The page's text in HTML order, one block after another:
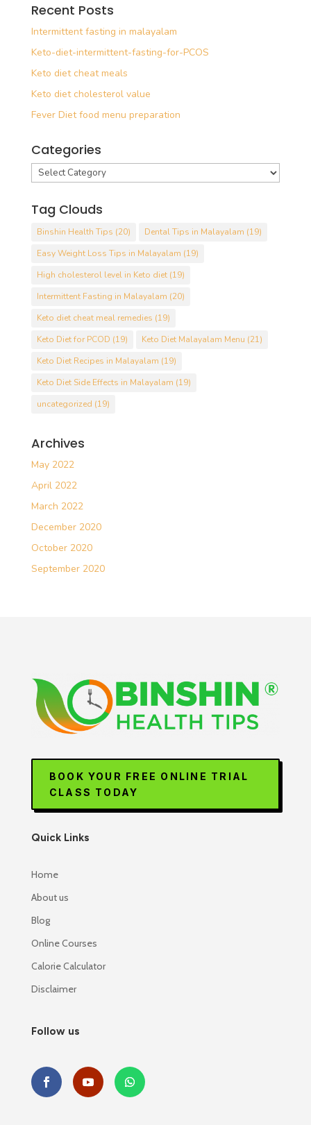
Recent Posts
Intermittent fasting in malayalam
Keto-diet-intermittent-fasting-for-PCOS
Keto diet cheat meals
Keto diet cholesterol value
Fever Diet food menu preparation
Categories
Categories
Tag Clouds
Binshin Health Tips (20) Dental Tips in Malayalam (19)
Easy Weight Loss Tips in Malayalam (19)
High cholesterol level in Keto diet(19)
Intermittent Fasting in Malayalam (20)
Keto diet cheat meal remedies (19)
Keto Diet for PCOD (19) Keto Diet Malayalam Menu (21)
Keto Diet Recipes in Malayalam (19)
Keto Diet Side Effects in Malayalam (19)
uncategorized (19)
Archives
May 2022
April 2022
March 2022
December 2020
October 2020
September 2020
BOOK YOUR FREE ONLINE TRIAL
CLASS TODAY
Quick Links
Home
About us
Blog
Online Courses
Calorie Calculator
Disclaimer
Follow us